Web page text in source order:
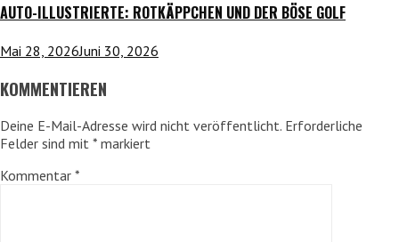
AUTO-ILLUSTRIERTE: ROTKÄPPCHEN UND DER BÖSE GOLF
Mai 28, 2026Juni 30, 2026
KOMMENTIEREN
Deine E-Mail-Adresse wird nicht veröffentlicht. Erforderliche
Felder sind mit * markiert
Kommentar *